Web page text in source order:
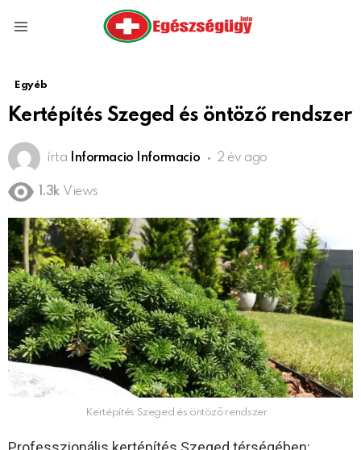
Egyéb
Kertépítés Szeged és öntöző rendszer
írta Informacio Informacio 2 év ago
1.3k Views
Kertépítés Szeged és öntöző rendszer